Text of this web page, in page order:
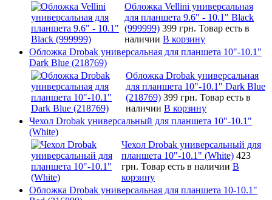
Обложка Vellini универсальная
для планшета 9.6" - 10.1" Black
(999999) 399 грн. Товар есть в
наличии В корзину
Обложка Drobak универсальная для планшета 10"-10.1"
Dark Blue (218769)
Обложка Drobak универсальная
для планшета 10"-10.1" Dark Blue
(218769) 399 грн. Товар есть в
наличии В корзину
Чехол Drobak универсальный для планшета 10"-10.1"
(White)
Чехол Drobak универсальный для
планшета 10"-10.1" (White) 423
грн. Товар есть в наличии В
корзину
Обложка Drobak универсальная для планшета 10-10.1"